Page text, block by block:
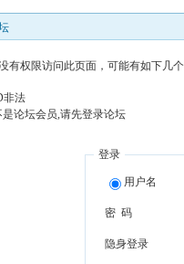
有权限访问此页面，可能有如下几
非法
是论坛会员,请先登录论坛
登录
用户名
密 码
隐身登录